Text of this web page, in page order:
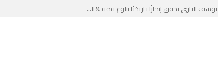
يوسف التازي يحقق إنجازًا تاريخيًا ببلوغ قمة &#...